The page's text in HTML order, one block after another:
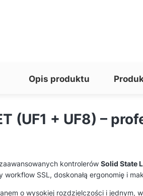
Opis produktu
(UF1 + UF8) –
kontrolerów Solid State
SSL, doskonałą ergonomię i
o wysokiej rozdzielczości i jednym,